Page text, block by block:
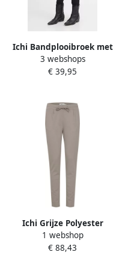
Ichi Bandplooibroek met
stretch model 'Kate'
3 webshops
€ 39,95
Ichi Grijze Polyester
Sigarettenbroek Gray
Dames
1 webshop
€ 88,43